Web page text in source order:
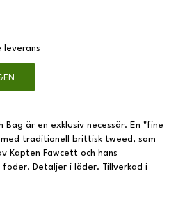
leverans
Bag är en exklusiv necessär. En "fine
traditionell brittisk tweed, som
Kapten Fawcett och hans
Detaljer i läder. Tillverkad i